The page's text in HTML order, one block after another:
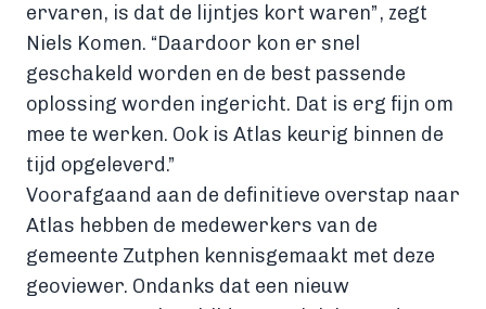
ervaren, is dat de lijntjes kort waren”, zegt
Niels Komen. “Daardoor kon er snel
geschakeld worden en de best passende
oplossing worden ingericht. Dat is erg fijn om
mee te werken. Ook is Atlas keurig binnen de
tijd opgeleverd.”
Voorafgaand aan de definitieve overstap naar
Atlas hebben de medewerkers van de
gemeente Zutphen kennisgemaakt met deze
geoviewer. Ondanks dat een nieuw